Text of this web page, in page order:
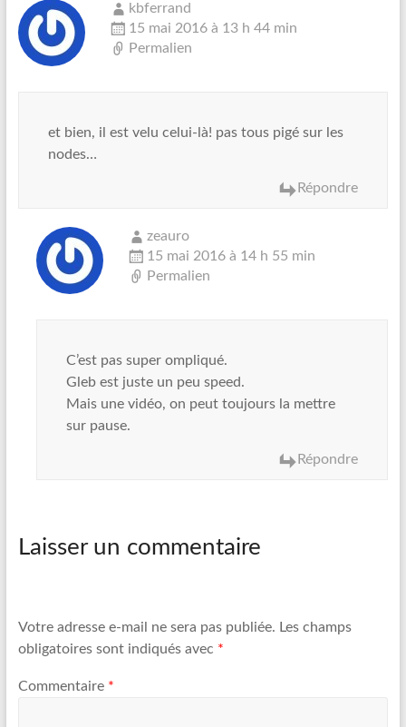
kbferrand
15 mai 2016 à 13 h 44 min
Permalien
et bien, il est velu celui-là! pas tous pigé sur les
nodes…
Répondre
zeauro
15 mai 2016 à 14 h 55 min
Permalien
C’est pas super ompliqué.
Gleb est juste un peu speed.
Mais une vidéo, on peut toujours la mettre
sur pause.
Répondre
Laisser un commentaire
Votre adresse e-mail ne sera pas publiée. Les champs
obligatoires sont indiqués avec *
Commentaire *